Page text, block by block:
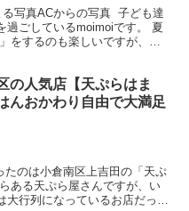
写真ACからの写真 子ども達
過ごしているmoimoiです。 夏
をするのも楽しいですが、今
の人気店【天ぷらはま
んおかわり自由で大満足
のは小倉南区上吉田の「天ぷ
ある天ぷら屋さんですが、い
大行列になっているお店だった